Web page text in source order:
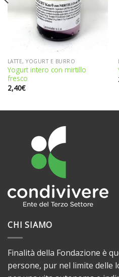
LATTE, YOGURT E BURRO
Yogurt intero con mirtillo
fresco
2,40€
CHI SIAMO
Finalità della Fondazione è
persone, pur nel limite delle